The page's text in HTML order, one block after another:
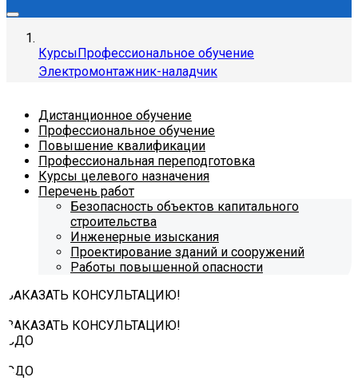
КурсыПрофессиональное обучение
Электромонтажник-наладчик
Дистанционное обучение
Профессиональное обучение
Повышение квалификации
Профессиональная переподготовка
Курсы целевого назначения
Перечень работ
Безопасность объектов капитального
строительства
Инженерные изыскания
Проектирование зданий и сооружений
Работы повышенной опасности
ЗАКАЗАТЬ КОНСУЛЬТАЦИЮ!
ЗАКАЗАТЬ КОНСУЛЬТАЦИЮ!
СДО
СДО